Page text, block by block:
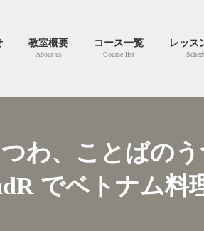
教室概要
About us
コース一覧
Course list
レッス
わ、ことばの
でベトナム料